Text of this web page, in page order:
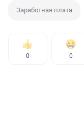
Заработная плата
0 0